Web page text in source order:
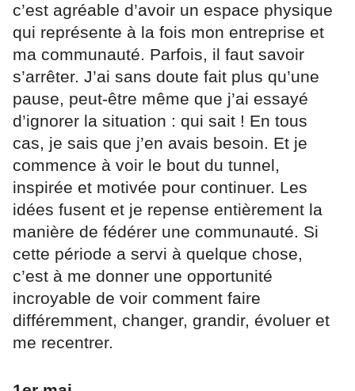
c’est agréable d’avoir un espace physique
qui représente à la fois mon entreprise et
ma communauté. Parfois, il faut savoir
s’arrêter. J’ai sans doute fait plus qu’une
pause, peut-être même que j’ai essayé
d’ignorer la situation : qui sait ! En tous
cas, je sais que j’en avais besoin. Et je
commence à voir le bout du tunnel,
inspirée et motivée pour continuer. Les
idées fusent et je repense entièrement la
manière de fédérer une communauté. Si
cette période a servi à quelque chose,
c’est à me donner une opportunité
incroyable de voir comment faire
différemment, changer, grandir, évoluer et
me recentrer.